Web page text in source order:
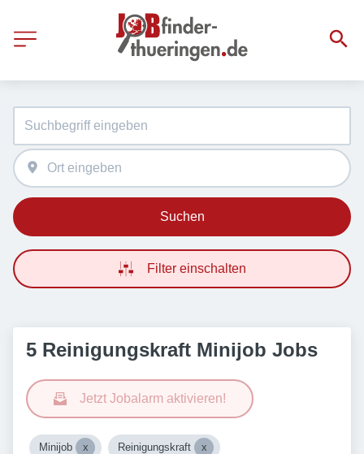
Suchen
Filter einschalten
5 Reinigungskraft Minijob Jobs
Jetzt Jobalarm aktivieren!
Minijob Reinigungskraft